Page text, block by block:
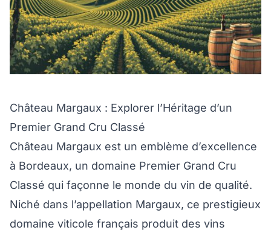
Château Margaux : Explorer l’Héritage d’un
Premier Grand Cru Classé
Château Margaux est un emblème d’excellence
à Bordeaux, un domaine Premier Grand Cru
Classé qui façonne le monde du vin de qualité.
Niché dans l’appellation Margaux, ce prestigieux
domaine viticole français produit des vins